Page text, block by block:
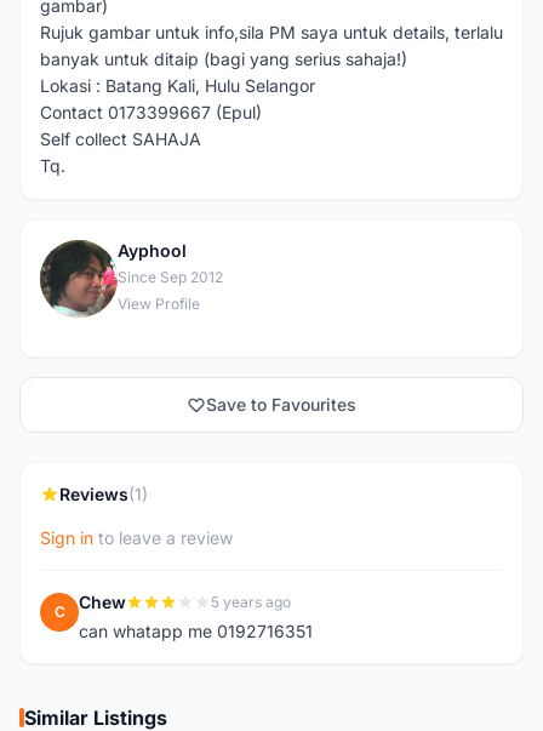
gambar)
Rujuk gambar untuk info,sila PM saya untuk details, terlalu
banyak untuk ditaip (bagi yang serius sahaja!)
Lokasi : Batang Kali, Hulu Selangor
Contact 0173399667 (Epul)
Self collect SAHAJA
Tq.
A
Ayphool
Since Sep 2012
View Profile
Save to Favourites
Reviews(1)
Sign in to leave a review
C Chew 5 years ago
can whatapp me 0192716351
Similar Listings